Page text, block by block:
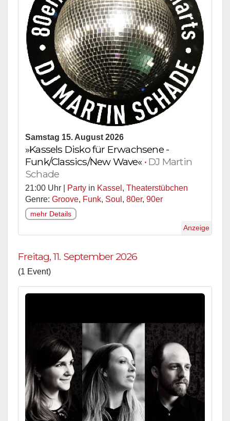
Samstag 15. August 2026
»Kassels Disko für Erwachsene -
Funk/Classics/New Wave« • DJ Martin
Schade
21:00 Uhr | Party in Kassel , Theaterstübchen
Genre: Groove, Funk, Soul , 80er, 90er
mehr Details
Anzeige
Freitag, 11. September 2026
(1 Event)